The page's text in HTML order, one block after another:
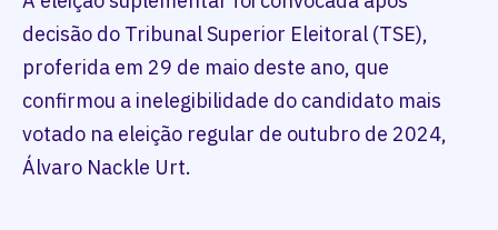
decisão do Tribunal Superior Eleitoral (TSE),
proferida em 29 de maio deste ano, que
confirmou a inelegibilidade do candidato mais
votado na eleição regular de outubro de 2024,
Álvaro Nackle Urt.